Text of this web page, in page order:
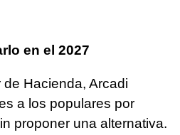
en el 2027
Hacienda, Arcadi
a los populares por
proponer una alternativa.